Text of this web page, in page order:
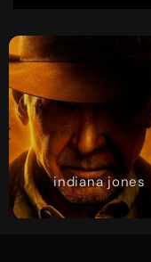
indiana jones